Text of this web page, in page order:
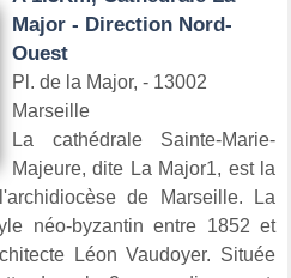
Major - Direction Nord-
Ouest
Pl. de la Major, - 13002
Marseille
La cathédrale Sainte-Marie-
Majeure, dite La Major1, est la
de Marseille. La
néo-byzantin entre 1852 et
Léon Vaudoyer. Située